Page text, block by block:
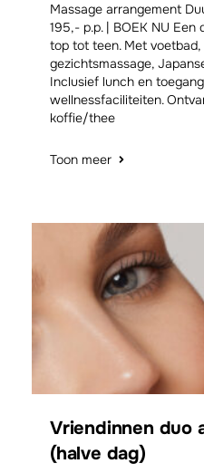
Massage arrangement
195,- p.p. | BOEK NU
top tot teen. Met
gezichtsmassage,
Inclusief lunch en
wellnessfaciliteiten.
koffie/thee
Toon meer
Vriendinnen duo
(halve dag)